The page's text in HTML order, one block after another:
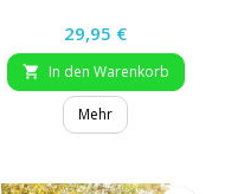
Preis
29,95 €
 In den Warenkorb
Mehr